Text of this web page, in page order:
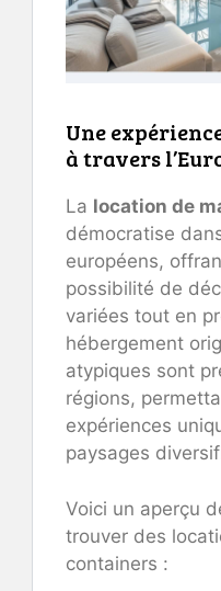
Une
à travers
La location de
démocratise
européens,
possibilité de
variées tout en
hébergement
atypiques sont
régions,
expériences
paysages
Voici un aperçu
trouver des
containers :